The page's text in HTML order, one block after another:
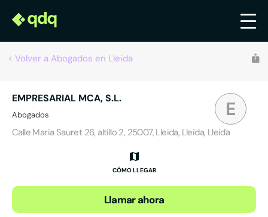
Volver a Abogados en Lleida
E
EMPRESARIAL MCA, S.L.
Abogados
Calle Maria Sauret 26, altillo 2, 25007, Lleida, Lleida, Lleida
CÓMO LLEGAR
Llamar ahora